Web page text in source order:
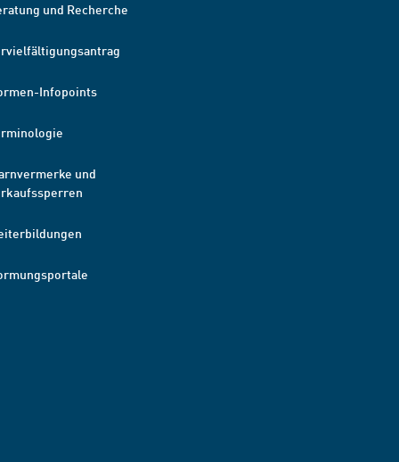
und Recherche
Infopoints
und